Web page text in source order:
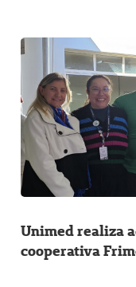
Unimed realiza
cooperativa